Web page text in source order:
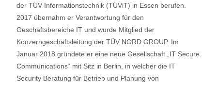
der TÜV Informationstechnik (TÜViT) in Essen berufen.
2017 übernahm er Verantwortung für den
Geschäftsbereiche IT und wurde Mitglied der
Konzerngeschäftsleitung der TÜV NORD GROUP. Im
Januar 2018 gründete er eine neue Gesellschaft „IT Secure
Communications“ mit Sitz in Berlin, in welcher die IT
Security Beratung für Betrieb und Planung von